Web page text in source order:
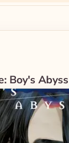
Boy's Abyss